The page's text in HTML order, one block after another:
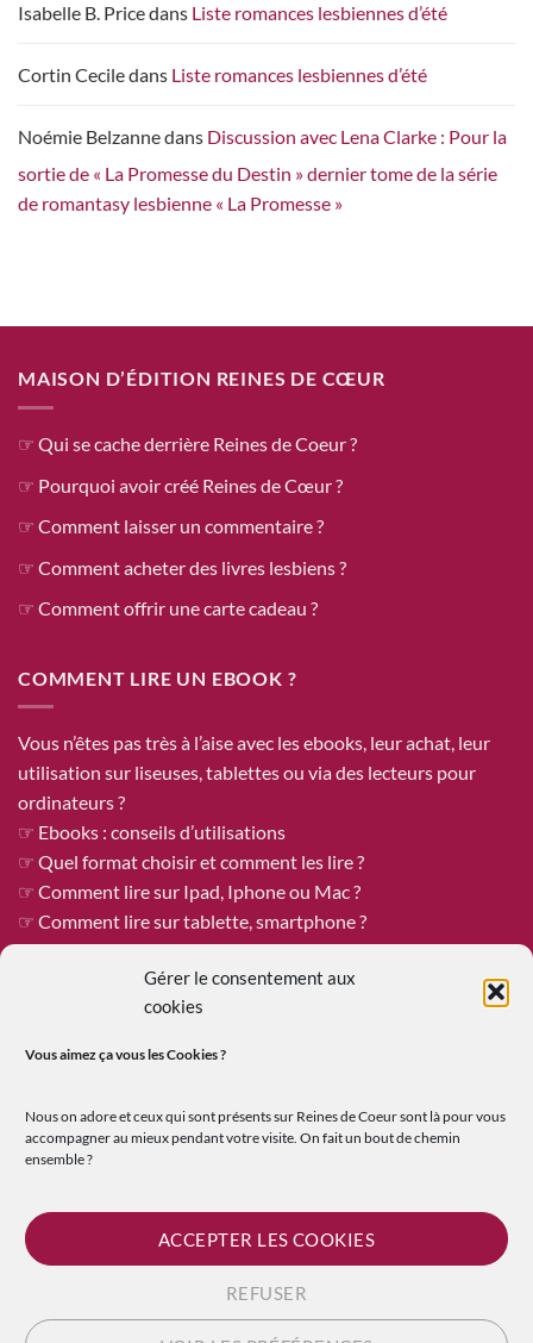
Gérer le consentement aux
cookies
Vous aimez ça vous lesCookies ?
Nous on adore et ceux qui sont présents sur Reines de Coeur sont là pour vous
accompagner au mieux pendant votre visite. On fait un bout de chemin
ensemble ?
ACCEPTER LES COOKIES
REFUSER
Isabelle B. Pricedans Liste romances lesbiennes d’été
Cortin Ceciledans Liste romances lesbiennes d’été
Noémie Belzannedans Discussion avec Lena Clarke : Pour la
sortie de « La Promesse du Destin » dernier tome de la série
de romantasy lesbienne « La Promesse »
MAISON D’ÉDITION REINES DE CŒUR
☞ Qui se cache derrière Reines de Coeur ?
☞ Pourquoi avoir créé Reines de Cœur ?
☞ Comment laisser un commentaire ?
☞ Comment acheter des livres lesbiens ?
☞ Comment offrir une carte cadeau ?
COMMENT LIRE UN EBOOK ?
Vous n’êtes pas très à l’aise avec les ebooks, leur achat, leur
utilisation sur liseuses, tablettes ou via des lecteurs pour
ordinateurs ?
☞ Ebooks : conseils d’utilisations
☞ Quel format choisir et comment les lire ?
☞ Comment lire sur Ipad, Iphone ou Mac ?
☞ Comment lire sur tablette, smartphone ?
☞ Comment mettre un livre sur ma liseuse ?
publier !
Vous êtes un.e auteur.e qui recherche une maison d’édition
plan ?
☞
En savoir plus sur la soumission de tapuscrit